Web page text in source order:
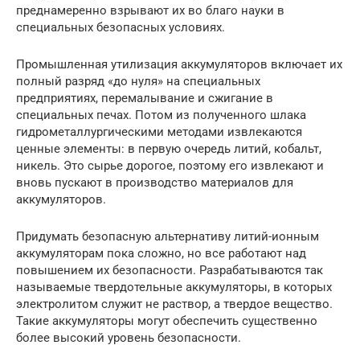
преднамеренно взрывают их во благо науки в
специальных безопасных условиях.
Промышленная утилизация аккумуляторов включает их
полный разряд «до нуля» на специальных
предприятиях, перемалывание и сжигание в
специальных печах. Потом из полученного шлака
гидрометаллургическими методами извлекаются
ценные элементы: в первую очередь литий, кобальт,
никель. Это сырье дорогое, поэтому его извлекают и
вновь пускают в производство материалов для
аккумуляторов.
Придумать безопасную альтернативу литий-ионным
аккумуляторам пока сложно, но все работают над
повышением их безопасности. Разрабатываются так
называемые твердотельные аккумуляторы, в которых
электролитом служит не раствор, а твердое вещество.
Такие аккумуляторы могут обеспечить существенно
более высокий уровень безопасности.